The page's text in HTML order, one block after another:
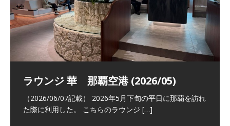
祝！日本航空・マリオットの戦略パー
トナーシップによるFOP無料付与とス
テイタスマッチ
ラウンジ 華 那覇空港 (2026/05)
（2026/06/07記載） 2026年5月下旬の平日に那覇を訪れ
た際に利用した。 こちらのラウンジ […]
The Coral Executive Lounge スワ
ンナプーム国際空港国内線ラウンジ
(2026/01)
日本航空 羽田空港国際線ファースト
クラスラウンジ (2026/01)
（2026/03/18記載） 2026年1月、毎年恒例の新年の羽田
バンコクエアウェイズ スワンナプー
ム国際空港国内線ラウンジ (2026/01)
（2026/03/13記載） 2026年1月上旬にバンコク経由でチ